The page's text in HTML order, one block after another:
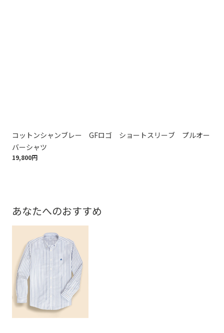
コットンシャンブレー GFロゴ ショートスリーブ プルオー
バーシャツ
19,800円
あなたへのおすすめ